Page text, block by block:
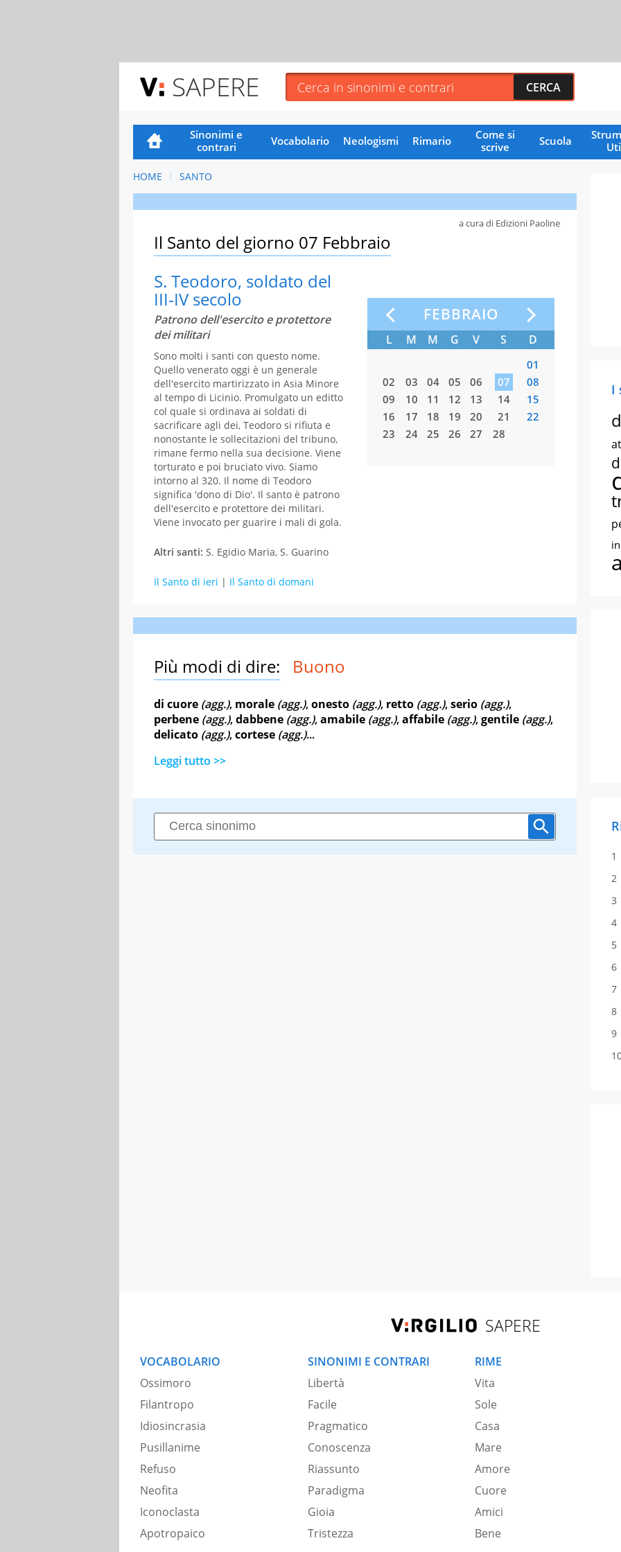
SAPERE
Sinonimi e
contrari
Vocabolario Neologismi Rimario
Come si
scrive
Scuola
HOME SANTO
Il Santo del giorno 07 Febbraio
a cura di Edizioni Paoline
S. Teodoro, soldato del
III-IV secolo
Patrono dell'esercito e protettore
dei militari
Sono molti i santi con questo nome.
Quello venerato oggi è un generale
dell'esercito martirizzato in Asia Minore
al tempo di Licinio. Promulgato un editto
col quale si ordinava ai soldati di
sacrificare agli dei, Teodoro si rifiuta e
nonostante le sollecitazioni del tribuno,
rimane fermo nella sua decisione. Viene
torturato e poi bruciato vivo. Siamo
intorno al 320. Il nome di Teodoro
significa 'dono di Dio'. Il santo è patrono
dell'esercito e protettore dei militari.
Viene invocato per guarire i mali di gola.
Altri santi: S. Egidio Maria, S. Guarino
Il Santo di ieri | Il Santo di domani
GENNAIO
L
01 02 03
05
06 07 08 09 10
12
13 14 15 16 17
18
19
20 21 22 23
26
27 28 29 30 31
FEBBRAIO
L M M G V S D
01
02
03 04 05 06 07
08
09
10 11 12 13 14
15
16
17 18 19 20 21
22
23
24 25 26 27 28
Più modi di dire: Buono
di cuore (agg.), morale (agg.),onesto (agg.), retto (agg.),serio (agg.),
perbene (agg.),dabbene (agg.),amabile (agg.),affabile (agg.),gentile (agg.),
delicato (agg.),cortese (agg.)...
Leggi tutto >>
I
SAPERE
VOCABOLARIO
Ossimoro
Filantropo
Idiosincrasia
Pusillanime
Refuso
Neofita
Iconoclasta
Apotropaico
SINONIMI E CONTRARI
Libertà
Facile
Pragmatico
Conoscenza
Riassunto
Paradigma
Gioia
Tristezza
RIME
Vita
Sole
Casa
Mare
Amore
Cuore
Amici
Bene